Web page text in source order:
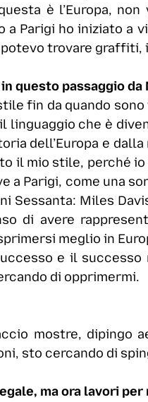
è l’Europa,
a Parigi ho iniziato a
trovare graffiti,
questo passaggio da
fin da quando
linguaggio che è
dell’Europa e
il mio stile, perché
a Parigi, come una
Sessanta: Miles
di avere
meglio in
e il successo
di opprimermi.
mostre, dipingo
sto cercando di
ma ora lavori